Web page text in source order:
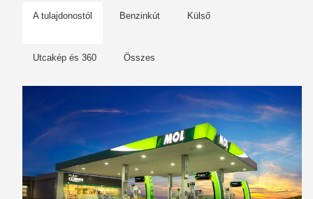
A tulajdonostól Benzinkút Külső
Utcakép és 360 Összes